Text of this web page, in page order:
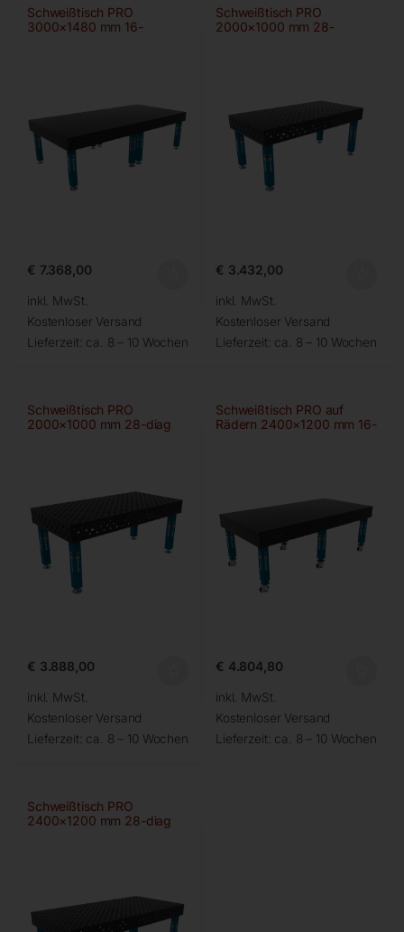
Schweißtisch PRO
3000×1480 mm 16-
€ 7.368,00
inkl. MwSt.
Kostenloser Versand
Lieferzeit: ca. 8 – 10 Wochen
Schweißtisch PRO
2000×1000 mm 28-
€ 3.432,00
inkl. MwSt.
Kostenloser Versand
Lieferzeit: ca. 8 – 10 Wochen
Schweißtisch PRO
2000×1000 mm 28-diag
€ 3.888,00
inkl. MwSt.
Kostenloser Versand
Lieferzeit: ca. 8 – 10 Wochen
Schweißtisch PRO auf
Rädern 2400×1200 mm 16-
€ 4.804,80
inkl. MwSt.
Kostenloser Versand
Lieferzeit: ca. 8 – 10 Wochen
Schweißtisch PRO
2400×1200 mm 28-diag